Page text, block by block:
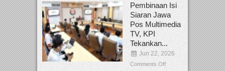
Pembinaan Isi
Siaran Jawa
Pos Multimedia
TV, KPI
Tekankan...
Jun 22, 2026
Comments Off